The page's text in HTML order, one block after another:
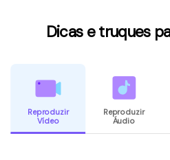
Dicas e truques
Reproduzir
Vídeo
Reproduzir
Áudio